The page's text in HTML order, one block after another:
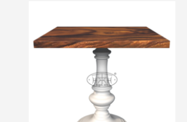
Add to
wishlist